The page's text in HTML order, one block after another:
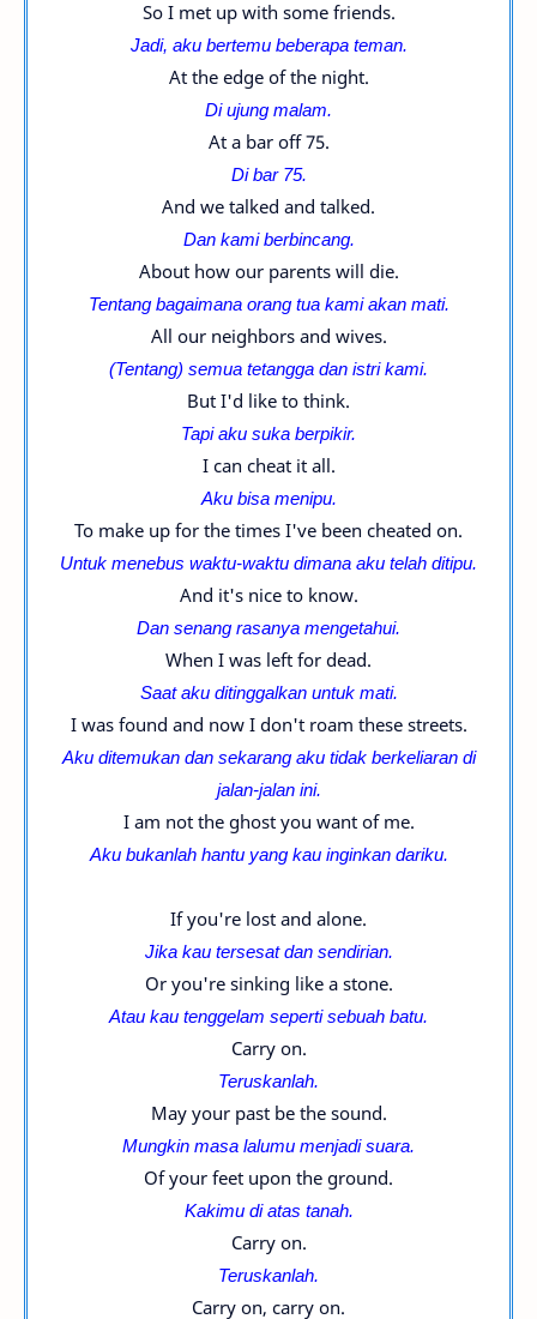
So I met up with some friends.
Jadi, aku bertemu beberapa teman.
At the edge of the night.
Di ujung malam.
At a bar off 75.
Di bar 75.
And we talked and talked.
Dan kami berbincang.
About how our parents will die.
Tentang bagaimana orang tua kami akan mati.
All our neighbors and wives.
(Tentang) semua tetangga dan istri kami.
But I'd like to think.
Tapi aku suka berpikir.
I can cheat it all.
Aku bisa menipu.
To make up for the times I've been cheated on.
Untuk menebus waktu-waktu dimana aku telah ditipu.
And it's nice to know.
Dan senang rasanya mengetahui.
When I was left for dead.
Saat aku ditinggalkan untuk mati.
I was found and now I don't roam these streets.
Aku ditemukan dan sekarang aku tidak berkeliaran di
jalan-jalan ini.
I am not the ghost you want of me.
Aku bukanlah hantu yang kau inginkan dariku.
If you're lost and alone.
Jika kau tersesat dan sendirian.
Or you're sinking like a stone.
Atau kau tenggelam seperti sebuah batu.
Carry on.
Teruskanlah.
May your past be the sound.
Mungkin masa lalumu menjadi suara.
Of your feet upon the ground.
Kakimu di atas tanah.
Carry on.
Teruskanlah.
Carry on, carry on.